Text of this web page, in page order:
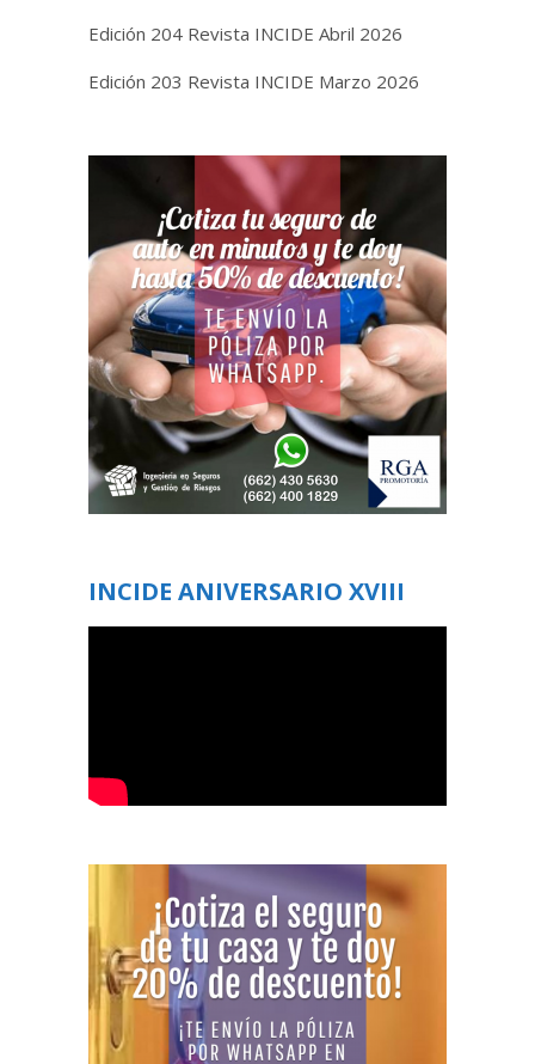
Edición 204 Revista INCIDE Abril 2026
Edición 203 Revista INCIDE Marzo 2026
INCIDE ANIVERSARIO XVIII